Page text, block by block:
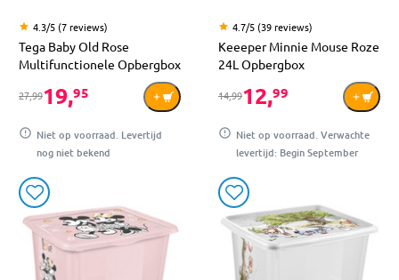
4.3/5 (7 reviews)
Tega Baby Old Rose
Multifunctionele Opbergbox
27,9919,95
Niet op voorraad. Levertijd
nog niet bekend
4.7/5 (39 reviews)
Keeeper Minnie Mouse Roze
24L Opbergbox
14,9912,99
Niet op voorraad. Verwachte
levertijd: Begin September